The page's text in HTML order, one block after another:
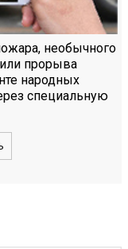
необычного
прорыва
народных
специальную